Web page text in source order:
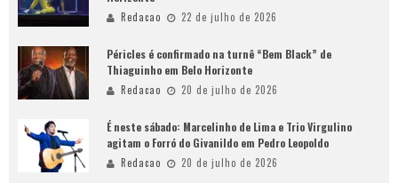
Redacao 22 de julho de 2026
Péricles é confirmado na turnê “Bem Black” de
Thiaguinho em Belo Horizonte
Redacao 20 de julho de 2026
É neste sábado: Marcelinho de Lima e Trio Virgulino
agitam o Forró do Givanildo em Pedro Leopoldo
Redacao 20 de julho de 2026